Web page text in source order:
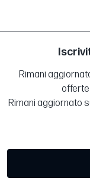
Rimani
offerte
Rimani aggiornato